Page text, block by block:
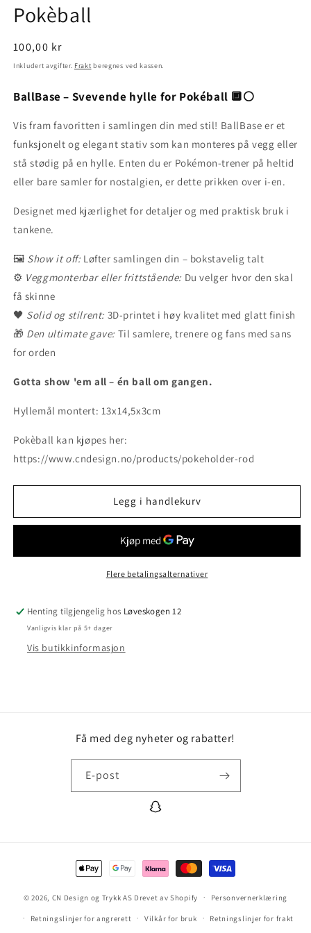
Pokèball
Vanlig
pris
100,00 kr
Inkludert avgifter. Frakt beregnes ved kassen.
BallBase – Svevende hylle for Pokéball 🔲⚪
Vis fram favoritten i samlingen din med stil! BallBase er et
funksjonelt og elegant stativ som kan monteres på vegg eller
stå stødig på en hylle. Enten du er Pokémon-trener på heltid
eller bare samler for nostalgien, er dette prikken over i-en.
Designet med kjærlighet for detaljer og med praktisk bruk i
tankene.
🖼️ Show it off:Løfter samlingen din – bokstavelig talt
⚙️ Veggmonterbar eller frittstående: Du velger hvor den skal
få skinne
🖤 Solid og stilrent: 3D-printet i høy kvalitet med glatt finish
🎁 Den ultimate gave: Til samlere, trenere og fans med sans
for orden
Gotta show 'em all – én ball om gangen.
Hyllemål montert: 13x14,5x3cm
Pokèball kan kjøpes her:
https://www.cndesign.no/products/pokeholder-rod
Legg i handlekurv
Flere betalingsalternativer
Henting tilgjengelig hos Løveskogen 12
Vanligvis klar på 5+ dager
Vis butikkinformasjon
Få med deg nyheter og rabatter!
E-post
https://www.snapchat.com/
Betalingsmåter
© 2026, CN Design og Trykk AS Drevet av Shopify Personvernerklæring
Retningslinjer for angrerett Vilkår for bruk Retningslinjer for frakt